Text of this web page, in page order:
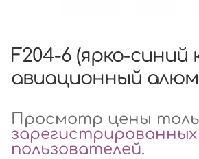
F204-6 (ярко-синий
авиационный
Просмотр цены
зарегистрированных
пользователей.